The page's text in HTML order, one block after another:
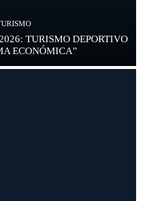
TURISMO DEPORTIVO
ECONÓMICA”